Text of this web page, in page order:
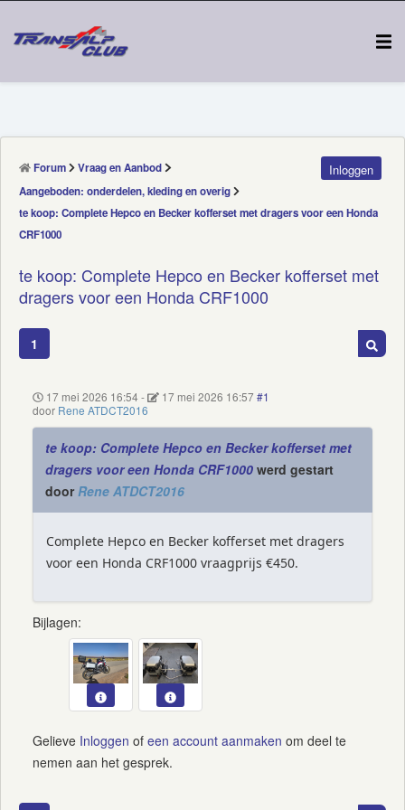
Inloggen
Forum
Vraag en Aanbod
Aangeboden: onderdelen, kleding en overig
te koop: Complete Hepco en Becker kofferset met dragers voor een Honda
CRF1000
te koop: Complete Hepco en Becker kofferset met
dragers voor een Honda CRF1000
1
17 mei 2026 16:54 - 17 mei 2026 16:57 #1
door Rene ATDCT2016
te koop: Complete Hepco en Becker kofferset met
dragers voor een Honda CRF1000 werd gestart
doorRene ATDCT2016
Complete Hepco en Becker kofferset met dragers
voor een Honda CRF1000 vraagprijs €450.
Bijlagen:
Gelieve Inloggen of een account aanmaken om deel te
nemen aan het gesprek.